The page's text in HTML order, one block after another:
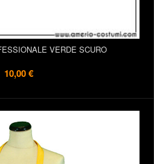
VERDE SCURO
10,00 €